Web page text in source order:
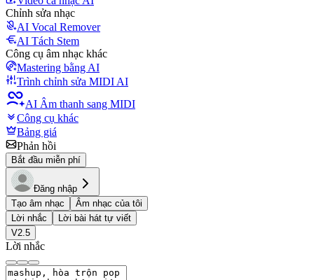
Chỉnh sửa nhạc
AI Vocal Remover
AI Tách Stem
Công cụ âm nhạc khác
Mastering bằng AI
Trình chỉnh sửa MIDI AI
AI Âm thanh sang MIDI
Công cụ khác
Bảng giá
Phản hồi
Bắt đầu miễn phí
Đăng nhập
Tạo âm nhạc
Âm nhạc của tôi
Lời nhắc
Lời bài hát tự viết
V2.5
Lời nhắc